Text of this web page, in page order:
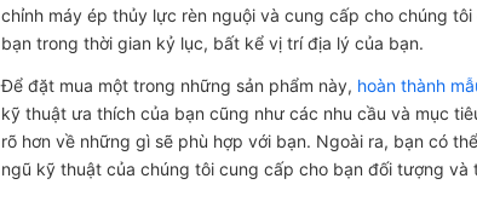
chỉnh máy ép thủy lực rèn nguộivà cung cấp cho chúng
bạn trong thời gian kỷ lục, bất kể vị trí địa lý của bạn.
Để đặt mua một trong những sản phẩm này, hoàn thành
kỹ thuật ưa thích của bạn cũng như các nhu cầu và mục
rõ hơn về những gì sẽ phù hợp với bạn. Ngoài ra, bạn có thể
ngũ kỹ thuật của chúng tôi cung cấp cho bạn đối tượng và